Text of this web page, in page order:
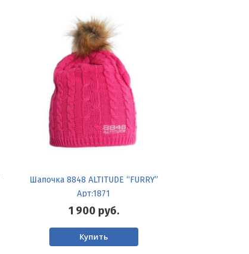
Шапочка 8848 ALTITUDE “FURRY”
Арт:1871
1 900 руб.
Купить